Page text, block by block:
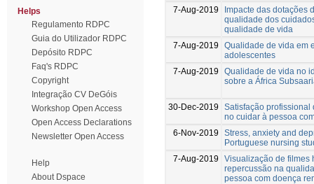
Helps
Regulamento RDPC
Guia do Utilizador RDPC
Depósito RDPC
Faq's RDPC
Copyright
Integração CV DeGóis
Workshop Open Access
Open Access Declarations
Newsletter Open Access
Help
About Dspace
7-Aug-2019
Impacte das dotações
qualidade dos
qualidade de vida
7-Aug-2019
Qualidade de vida em
adolescentes
7-Aug-2019
Qualidade de vida no
sobre a África
30-Dec-2019
Satisfação profissional
no cuidar à pessoa
6-Nov-2019
Stress, anxiety and
Portuguese nursing
7-Aug-2019
Visualização de filmes
repercussão na
pessoa com doença